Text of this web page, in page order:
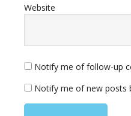
Website
Notify me of follow-up
Notify me of new posts